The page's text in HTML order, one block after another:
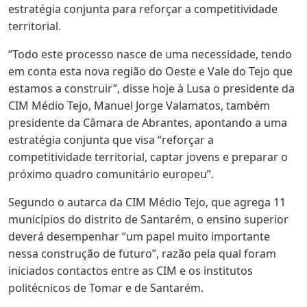
estratégia conjunta para reforçar a competitividade
territorial.
“Todo este processo nasce de uma necessidade, tendo
em conta esta nova região do Oeste e Vale do Tejo que
estamos a construir”, disse hoje à Lusa o presidente da
CIM Médio Tejo, Manuel Jorge Valamatos, também
presidente da Câmara de Abrantes, apontando a uma
estratégia conjunta que visa “reforçar a
competitividade territorial, captar jovens e preparar o
próximo quadro comunitário europeu”.
Segundo o autarca da CIM Médio Tejo, que agrega 11
municípios do distrito de Santarém, o ensino superior
deverá desempenhar “um papel muito importante
nessa construção de futuro”, razão pela qual foram
iniciados contactos entre as CIM e os institutos
politécnicos de Tomar e de Santarém.